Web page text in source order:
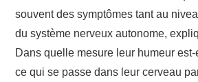
souvent des symptômes tant au
du système nerveux autonome,
Dans quelle mesure leur humeur
ce qui se passe dans leur cerveau